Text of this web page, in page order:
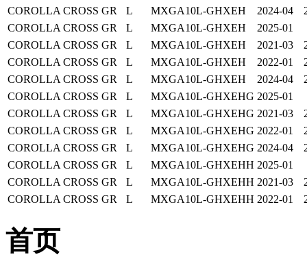
COROLLA CROSS GR L MXGA10L-GHXEH 2024-04
COROLLA CROSS GR L MXGA10L-GHXEH
2025-01
COROLLA CROSS GR L MXGA10L-GHXEH 2021-03
COROLLA CROSS GR L MXGA10L-GHXEH 2022-01
COROLLA CROSS GR L MXGA10L-GHXEH 2024-04
COROLLA CROSS GR L MXGA10L-GHXEHG 2025-01
COROLLA CROSS GR L MXGA10L-GHXEHG 2021-03
COROLLA CROSS GR L MXGA10L-GHXEHG 2022-01
COROLLA CROSS GR L MXGA10L-GHXEHG 2024-04
COROLLA CROSS GR L MXGA10L-GHXEHH 2025-01
COROLLA CROSS GR L MXGA10L-GHXEHH 2021-03
COROLLA CROSS GR L MXGA10L-GHXEHH 2022-01
首页